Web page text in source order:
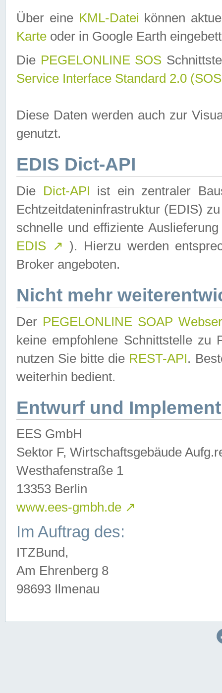
Über eine KML-Datei können
Karte oder in Google Earth
Die PEGELONLINE SOS
Service Interface Standard 2.0
Diese Daten werden auch zur
genutzt.
EDIS Dict-API
Die Dict-API ist ein zentraler
Echtzeitdateninfrastruktur (EDIS)
schnelle und effiziente
EDIS ↗ ). Hierzu werden
Broker angeboten.
Nicht mehr
Der PEGELONLINE SOAP
keine empfohlene Schnittstelle zu
nutzen Sie bitte die REST-API.
weiterhin bedient.
Entwurf und
EES GmbH
Sektor F, Wirtschaftsgebäude
Westhafenstraße 1
13353 Berlin
www.ees-gmbh.de ↗
Im Auftrag des:
ITZBund,
Am Ehrenberg 8
98693 Ilmenau